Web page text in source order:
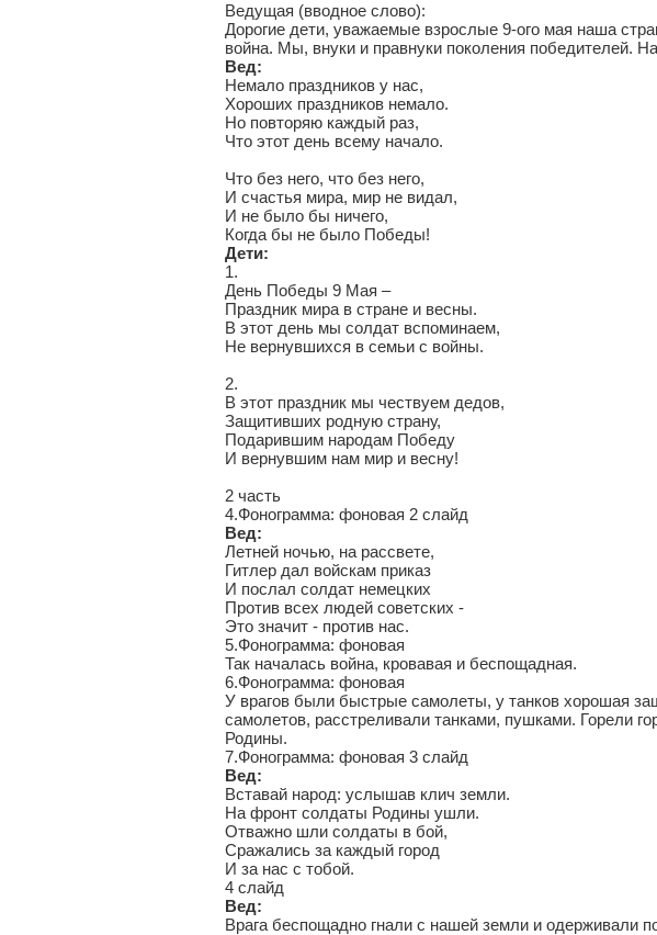
Ведущая (вводное слово):
Дорогие дети, уважаемые взрослые 9-ого мая наша
война. Мы, внуки и правнуки поколения победителей.
Вед:
Немало праздников у нас,
Хороших праздников немало.
Но повторяю каждый раз,
Что этот день всему начало.
Что без него, что без него,
И счастья мира, мир не видал,
И не было бы ничего,
Когда бы не было Победы!
Дети:
1.
День Победы 9 Мая –
Праздник мира в стране и весны.
В этот день мы солдат вспоминаем,
Не вернувшихся в семьи с войны.
2.
В этот праздник мы чествуем дедов,
Защитивших родную страну,
Подарившим народам Победу
И вернувшим нам мир и весну!
2 часть
4.Фонограмма: фоновая 2 слайд
Вед:
Летней ночью, на рассвете,
Гитлер дал войскам приказ
И послал солдат немецких
Против всех людей советских -
Это значит - против нас.
5.Фонограмма: фоновая
Так началась война, кровавая и беспощадная.
6.Фонограмма: фоновая
У врагов были быстрые самолеты, у танков хорошая
самолетов, расстреливали танками, пушками. Горели
Родины.
7.Фонограмма: фоновая 3 слайд
Вед:
Вставай народ: услышав клич земли.
На фронт солдаты Родины ушли.
Отважно шли солдаты в бой,
Сражались за каждый город
И за нас с тобой.
4 слайд
Вед:
Врага беспощадно гнали с нашей земли и